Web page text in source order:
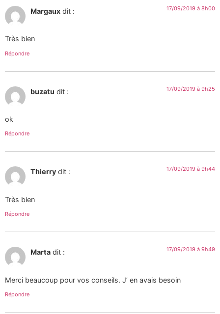
Margaux dit : 17/09/2019 à 8h00
Très bien
Répondre
buzatu dit : 17/09/2019 à 9h25
ok
Répondre
Thierry dit : 17/09/2019 à 9h44
Très bien
Répondre
Marta dit : 17/09/2019 à 9h49
Merci beaucoup pour vos conseils. J’ en avais besoin
Répondre